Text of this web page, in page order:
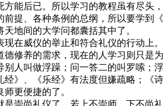
能后已。所以学习的教程虽有尽头
前提、各种条例的总纲，所以要学
地间的大学问都囊括其中了。
威仪的举止和符合礼仪的行动上
修养的需求，现在的人学习则只
人叫做浮躁；问一答二的叫罗嗦；
、《乐经》有法度但嫌疏略；《
更便捷的了。